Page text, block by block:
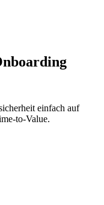
einfach auf
to-Value.